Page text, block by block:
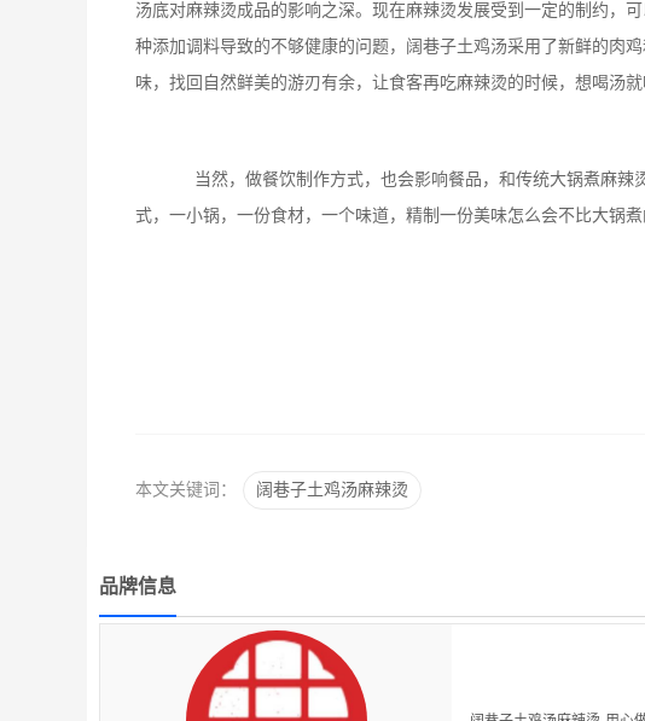
汤底对麻辣烫成品的影响之深。现在麻辣烫发展受到一定的制约，
种添加调料导致的不够健康的问题，阔巷子土鸡汤采用了新鲜的肉
味，找回自然鲜美的游刃有余，让食客再吃麻辣烫的时候，想喝汤就
当然，做餐饮制作方式，也会影响餐品，和传统大锅煮麻辣
式，一小锅，一份食材，一个味道，精制一份美味怎么会不比大锅煮
本文关键词： 阔巷子土鸡汤麻辣烫
品牌信息